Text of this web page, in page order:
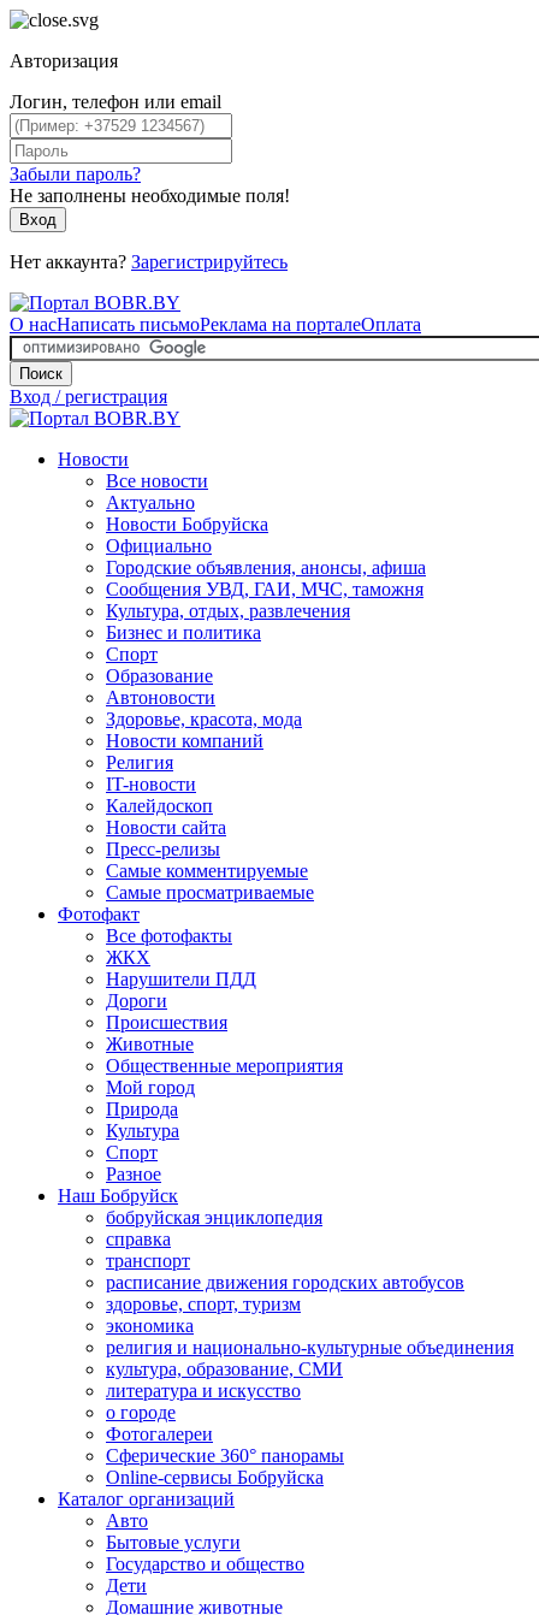
Авторизация
Логин, телефон или email
Забыли пароль?
Не заполнены необходимые поля!
Вход
Нет аккаунта? Зарегистрируйтесь
О насНаписать письмоРеклама на порталеОплата
Поиск
Вход / регистрация
Новости
Все новости
Актуально
Новости Бобруйска
Официально
Городские объявления, анонсы, афиша
Сообщения УВД, ГАИ, МЧС, таможня
Культура, отдых, развлечения
Бизнес и политика
Спорт
Образование
Автоновости
Здоровье, красота, мода
Новости компаний
Религия
IT-новости
Калейдоскоп
Новости сайта
Пресс-релизы
Самые комментируемые
Самые просматриваемые
Фотофакт
Все фотофакты
ЖКХ
Нарушители ПДД
Дороги
Происшествия
Животные
Общественные мероприятия
Мой город
Природа
Культура
Спорт
Разное
Наш Бобруйск
бобруйская энциклопедия
справка
транспорт
расписание движения городских автобусов
здоровье, спорт, туризм
экономика
религия и национально-культурные объединения
культура, образование, СМИ
литература и искусство
о городе
Фотогалереи
Сферические 360° панорамы
Online-сервисы Бобруйска
Каталог организаций
Авто
Бытовые услуги
Государство и общество
Дети
Домашние животные